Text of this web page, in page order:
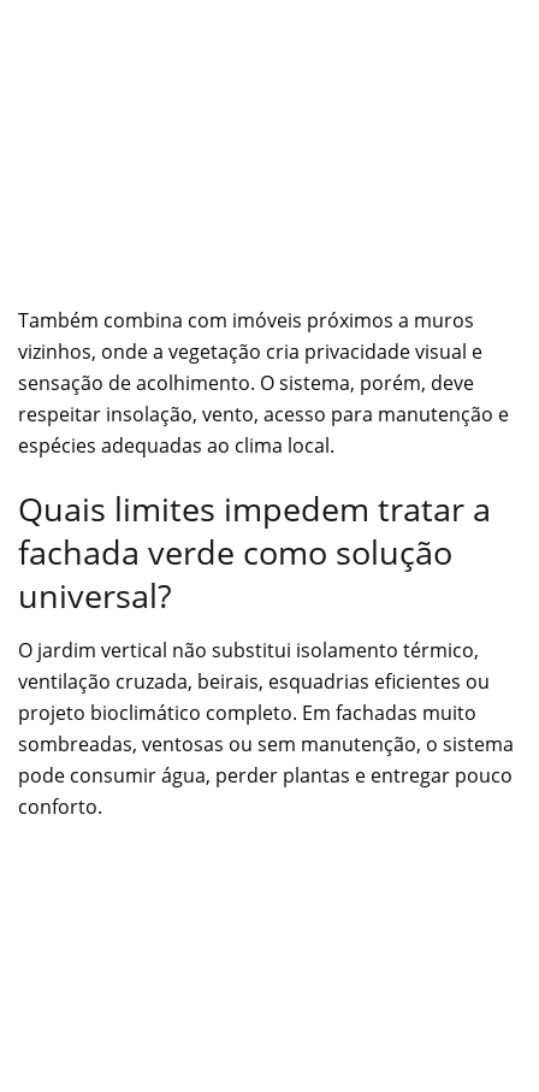
Também combina com imóveis próximos a muros
vizinhos, onde a vegetação cria privacidade visual e
sensação de acolhimento. O sistema, porém, deve
respeitar insolação, vento, acesso para manutenção e
espécies adequadas ao clima local.
Quais limites impedem tratar a
fachada verde como solução
universal?
O jardim vertical não substitui isolamento térmico,
ventilação cruzada, beirais, esquadrias eficientes ou
projeto bioclimático completo. Em fachadas muito
sombreadas, ventosas ou sem manutenção, o sistema
pode consumir água, perder plantas e entregar pouco
conforto.